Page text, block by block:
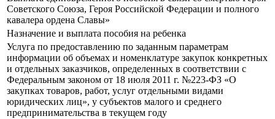
Советского Союза, Героя Российской Федерации и полного
кавалера ордена Славы»
Назначение и выплата пособия на ребенка
Услуга по предоставлению по заданным параметрам
информации об объемах и номенклатуре закупок конкретных
и отдельных заказчиков, определенных в соответствии с
Федеральным законом от 18 июля 2011 г. №223-ФЗ «О
закупках товаров, работ, услуг отдельными видами
юридических лиц», у субъектов малого и среднего
предпринимательства в текущем году